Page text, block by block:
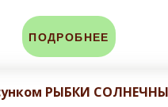
ПОДРОБНЕЕ
РЫБКИ